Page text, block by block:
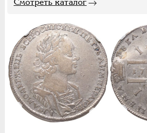
Смотреть каталог